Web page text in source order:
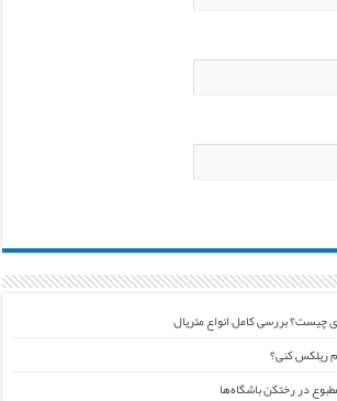
بررسی کامل انواع متریال
ریلکس کنی؟
در رختکن باشگاه‌ها